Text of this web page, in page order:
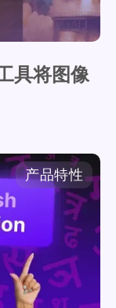
具将图像
产品特性